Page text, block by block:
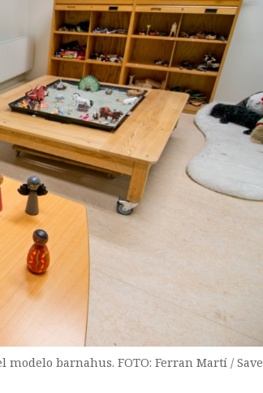
modelo barnahus. FOTO: Ferran Martí / Save